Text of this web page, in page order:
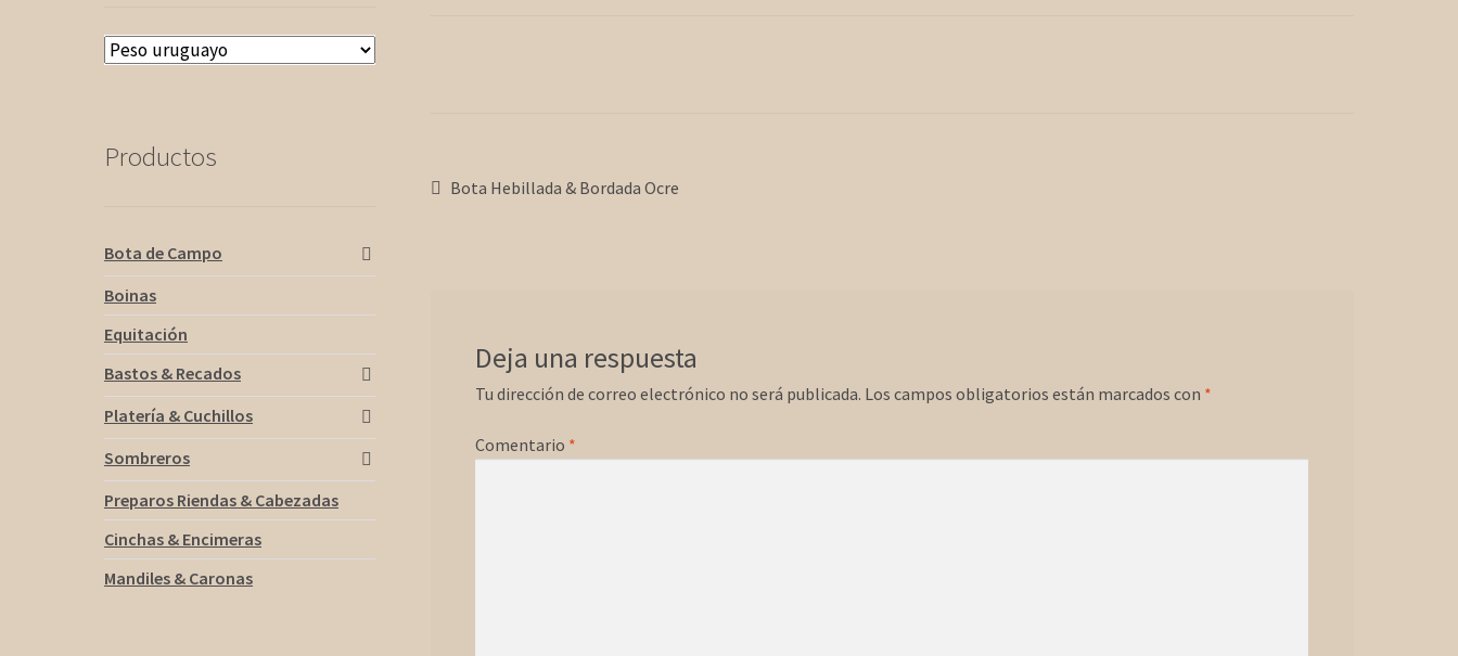
Navegación
Anterior:
Bota Hebillada & Bordada Ocre
Deja una respuesta
Tu dirección de correo electrónico no será publicada. Los campos obligatorios están marcados con *
Comentario *
Productos
Bota de Campo
Boinas
Equitación
Bastos & Recados
Platería & Cuchillos
Sombreros
Preparos Riendas & Cabezadas
Cinchas & Encimeras
Mandiles & Caronas